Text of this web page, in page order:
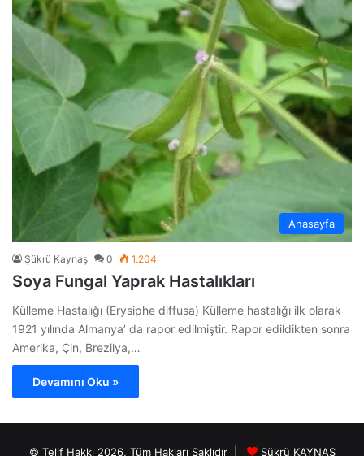
Anasayfa
Şükrü Kaynaş 0 1.204
Soya Fungal Yaprak Hastalıkları
Külleme Hastalığı (Erysiphe diffusa) Külleme hastalığı ilk olarak
1921 yılında Almanya’ da rapor edilmiştir. Rapor edildikten sonra
Amerika, Çin, Brezilya,…
Devamını Oku »
© Telif Hakkı 2026, Tüm Hakları Saklıdır | Şükrü KAYNAŞ